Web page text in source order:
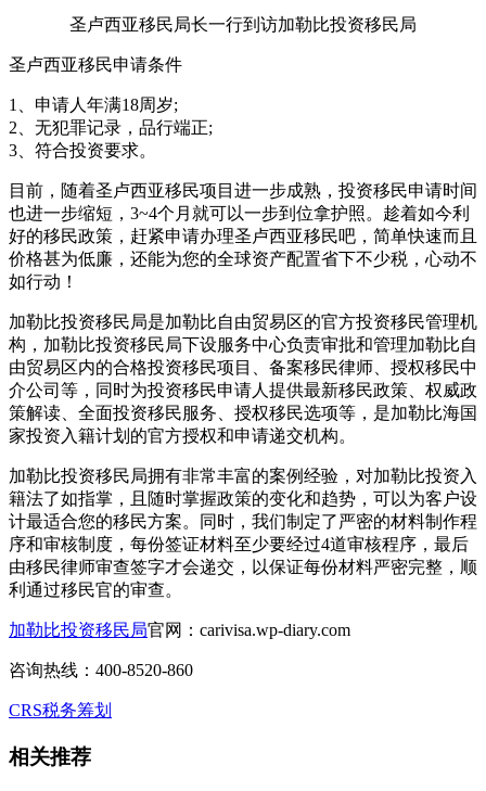
圣卢西亚移民局长一行到访加勒比投资移民局
圣卢西亚移民申请条件
1、申请人年满18周岁;
2、无犯罪记录，品行端正;
3、符合投资要求。
目前，随着圣卢西亚移民项目进一步成熟，投资移民申请时间
也进一步缩短，3~4个月就可以一步到位拿护照。趁着如今利
好的移民政策，赶紧申请办理圣卢西亚移民吧，简单快速而且
价格甚为低廉，还能为您的全球资产配置省下不少税，心动不
如行动！
加勒比投资移民局是加勒比自由贸易区的官方投资移民管理机
构，加勒比投资移民局下设服务中心负责审批和管理加勒比自
由贸易区内的合格投资移民项目、备案移民律师、授权移民中
介公司等，同时为投资移民申请人提供最新移民政策、权威政
策解读、全面投资移民服务、授权移民选项等，是加勒比海国
家投资入籍计划的官方授权和申请递交机构。
加勒比投资移民局拥有非常丰富的案例经验，对加勒比投资入
籍法了如指掌，且随时掌握政策的变化和趋势，可以为客户设
计最适合您的移民方案。同时，我们制定了严密的材料制作程
序和审核制度，每份签证材料至少要经过4道审核程序，最后
由移民律师审查签字才会递交，以保证每份材料严密完整，顺
利通过移民官的审查。
加勒比投资移民局官网：carivisa.wp-diary.com
咨询热线：400-8520-860
CRS税务筹划
相关推荐